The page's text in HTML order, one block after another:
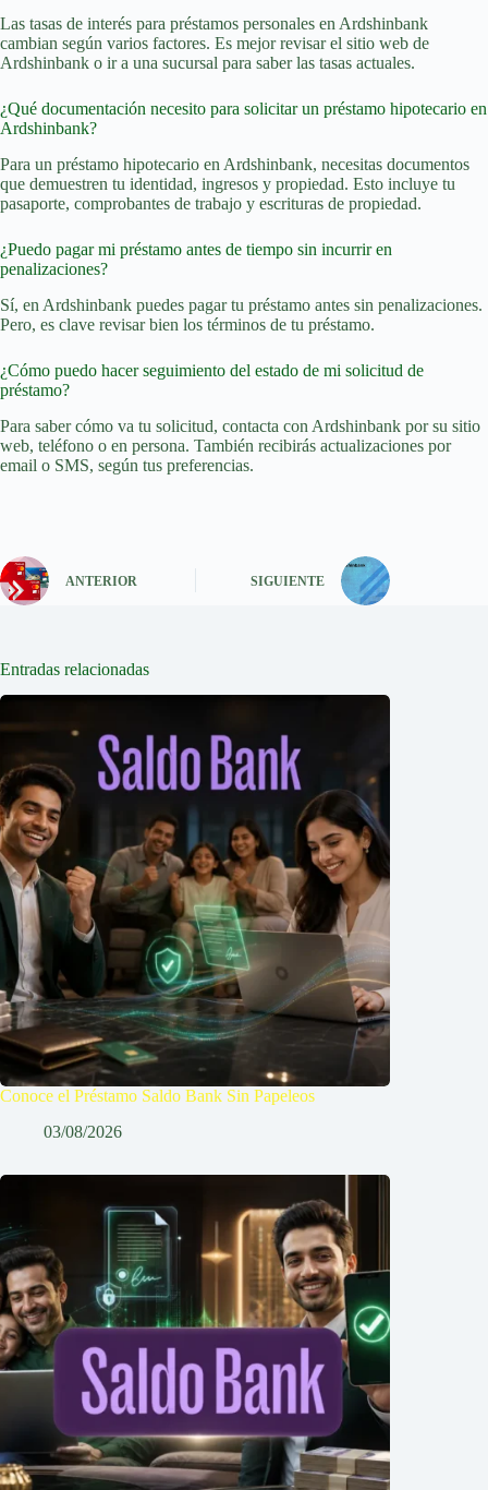
Las tasas de interés para préstamos personales en Ardshinbank
cambian según varios factores. Es mejor revisar el sitio web de
Ardshinbank o ir a una sucursal para saber las tasas actuales.
¿Qué documentación necesito para solicitar un préstamo hipotecario en
Ardshinbank?
Para un préstamo hipotecario en Ardshinbank, necesitas documentos
que demuestren tu identidad, ingresos y propiedad. Esto incluye tu
pasaporte, comprobantes de trabajo y escrituras de propiedad.
¿Puedo pagar mi préstamo antes de tiempo sin incurrir en
penalizaciones?
Sí, en Ardshinbank puedes pagar tu préstamo antes sin penalizaciones.
Pero, es clave revisar bien los términos de tu préstamo.
¿Cómo puedo hacer seguimiento del estado de mi solicitud de
préstamo?
Para saber cómo va tu solicitud, contacta con Ardshinbank por su sitio
web, teléfono o en persona. También recibirás actualizaciones por
email o SMS, según tus preferencias.
ANTERIOR SIGUIENTE
Entradas relacionadas
Conoce el Préstamo Saldo Bank Sin Papeleos
03/08/2026